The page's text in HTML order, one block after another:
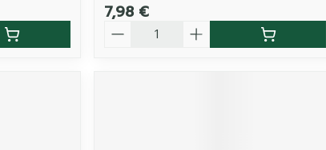
7,98 €
Quantité